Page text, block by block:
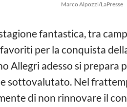
Marco Alpozzi/LaPresse
fantastica, tra
per la conquista
Allegri adesso si prepara
sottovalutato. Nel
di non rinnovare il